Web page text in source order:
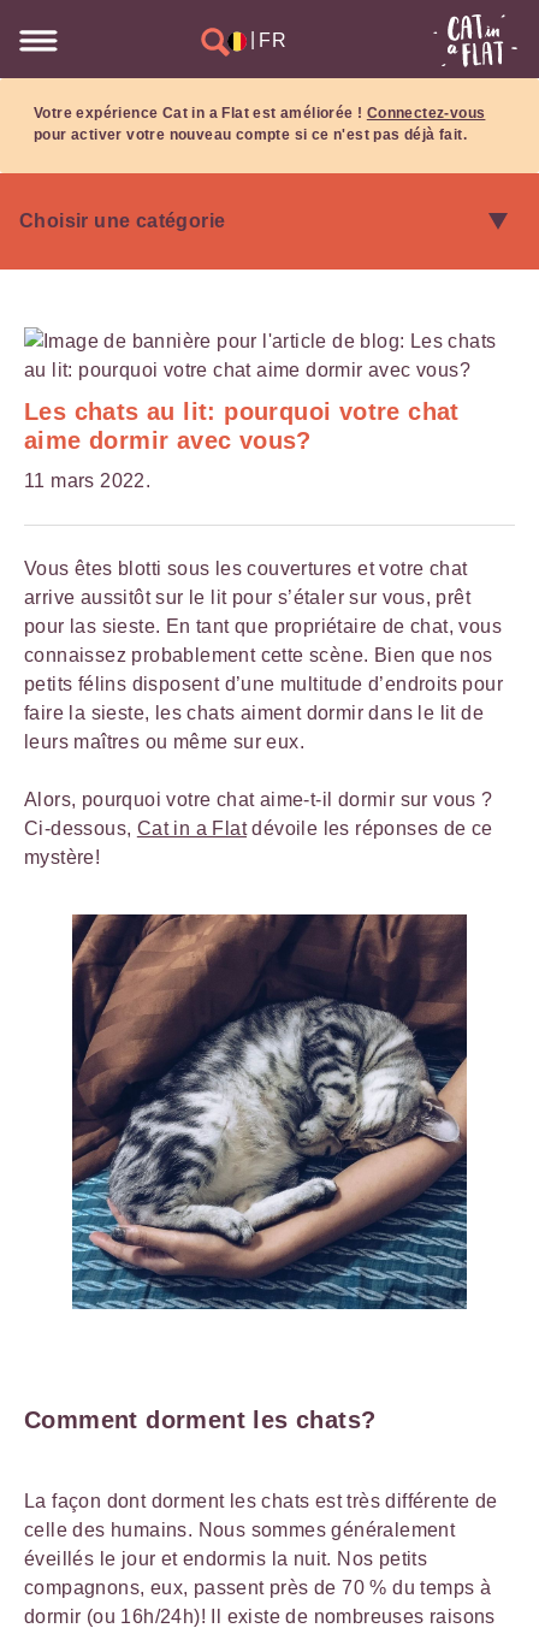
FR
Votre expérience Cat in a Flat est améliorée ! Connectez-vous
pour activer votre nouveau compte si ce n'est pas déjà fait.
Les chats au lit: pourquoi votre chat
aime dormir avec vous?
11 mars 2022.
Vous êtes blotti sous les couvertures et votre chat
arrive aussitôt sur le lit pour s’étaler sur vous, prêt
pour las sieste. En tant que propriétaire de chat, vous
connaissez probablement cette scène. Bien que nos
petits félins disposent d’une multitude d’endroits pour
faire la sieste, les chats aiment dormir dans le lit de
leurs maîtres ou même sur eux.
Alors, pourquoi votre chat aime-t-il dormir sur vous ?
Ci-dessous, Cat in a Flatdévoile les réponses de ce
mystère!
Comment dorment les chats?
La façon dont dorment les chats est très différente de
celle des humains. Nous sommes généralement
éveillés le jour et endormis la nuit. Nos petits
compagnons, eux, passent près de 70 % du temps à
dormir (ou 16h/24h)! Il existe de nombreuses raisons